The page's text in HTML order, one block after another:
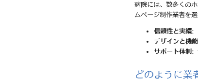
病院には、数多くの
ムページ制作業者を
信頼性と実績:
デザインと機
サポート体制 :
どのように業